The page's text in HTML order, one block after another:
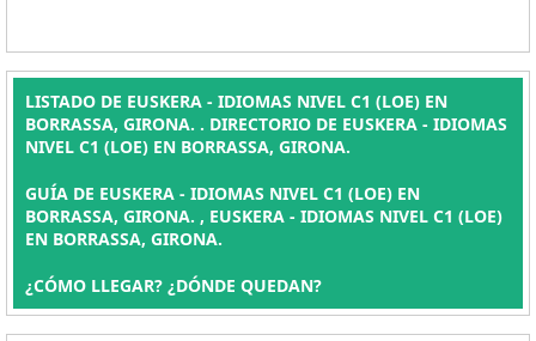
LISTADO DE EUSKERA - IDIOMAS NIVEL C1 (LOE) EN
BORRASSA, GIRONA. . DIRECTORIO DE EUSKERA - IDIOMAS
NIVEL C1 (LOE) EN BORRASSA, GIRONA.
GUÍA DE EUSKERA - IDIOMAS NIVEL C1 (LOE) EN
BORRASSA, GIRONA. , EUSKERA - IDIOMAS NIVEL C1 (LOE)
EN BORRASSA, GIRONA.
¿CÓMO LLEGAR? ¿DÓNDE QUEDAN?